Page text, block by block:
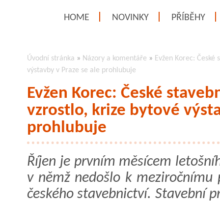
HOME NOVINKY PŘÍBĚHY
Úvodní stránka » Názory a komentáře » Evžen Korec:
výstavby v Praze se ale prohlubuje
Evžen Korec: České
vzrostlo, krize bytové
prohlubuje
Říjen je prvním měsícem
v němž nedošlo k meziročnímu
českého stavebnictví. Stavební